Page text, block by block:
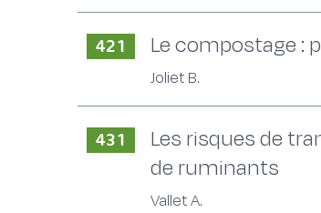
421 Le compostage :
Joliet B.
431
Les risques de
de ruminants
Vallet A.